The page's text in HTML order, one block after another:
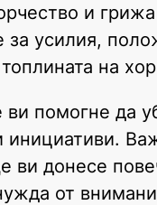
и
усилия,
на
помогне да
ви донесе
от